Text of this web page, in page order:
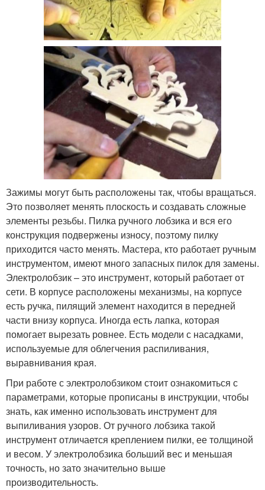
Зажимы могут быть расположены так, чтобы вращаться.
Это позволяет менять плоскость и создавать сложные
элементы резьбы. Пилка ручного лобзика и вся его
конструкция подвержены износу, поэтому пилку
приходится часто менять. Мастера, кто работает ручным
инструментом, имеют много запасных пилок для замены.
Электролобзик – это инструмент, который работает от
сети. В корпусе расположены механизмы, на корпусе
есть ручка, пилящий элемент находится в передней
части внизу корпуса. Иногда есть лапка, которая
помогает вырезать ровнее. Есть модели с насадками,
используемые для облегчения распиливания,
выравнивания края.
При работе с электролобзиком стоит ознакомиться с
параметрами, которые прописаны в инструкции, чтобы
знать, как именно использовать инструмент для
выпиливания узоров. От ручного лобзика такой
инструмент отличается креплением пилки, ее толщиной
и весом. У электролобзика больший вес и меньшая
точность, но зато значительно выше
производительность.